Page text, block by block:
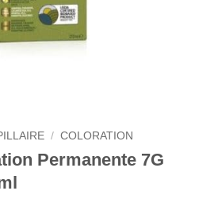
/ COLORATION
Permanente 7G